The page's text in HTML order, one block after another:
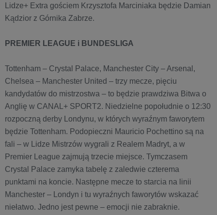
Lidze+ Extra gościem Krzysztofa Marciniaka będzie Damian
Kądzior z Górnika Zabrze.
PREMIER LEAGUE i BUNDESLIGA
Tottenham – Crystal Palace, Manchester City – Arsenal,
Chelsea – Manchester United – trzy mecze, pięciu
kandydatów do mistrzostwa – to będzie prawdziwa Bitwa o
Anglię w CANAL+ SPORT2. Niedzielne popołudnie o 12:30
rozpoczną derby Londynu, w których wyraźnym faworytem
będzie Tottenham. Podopieczni Mauricio Pochettino są na
fali – w Lidze Mistrzów wygrali z Realem Madryt, a w
Premier League zajmują trzecie miejsce. Tymczasem
Crystal Palace zamyka tabelę z zaledwie czterema
punktami na koncie. Następne mecze to starcia na linii
Manchester – Londyn i tu wyraźnych faworytów wskazać
niełatwo. Jedno jest pewne – emocji nie zabraknie.